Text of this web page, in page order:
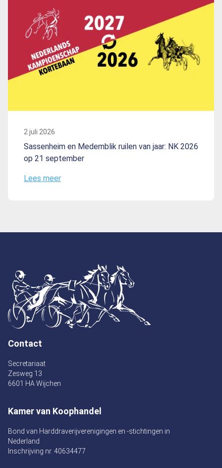
2 juli 2026
Sassenheim en Medemblik ruilen van jaar: NK 2026
op 21 september
Lees meer
Contact
Secretariaat
Zesweg 13
6601 HA Wijchen
Kamer van Koophandel
Bond van Harddraverijverenigingen en -stichtingen in
Nederland
Inschrijving nr. 40634477